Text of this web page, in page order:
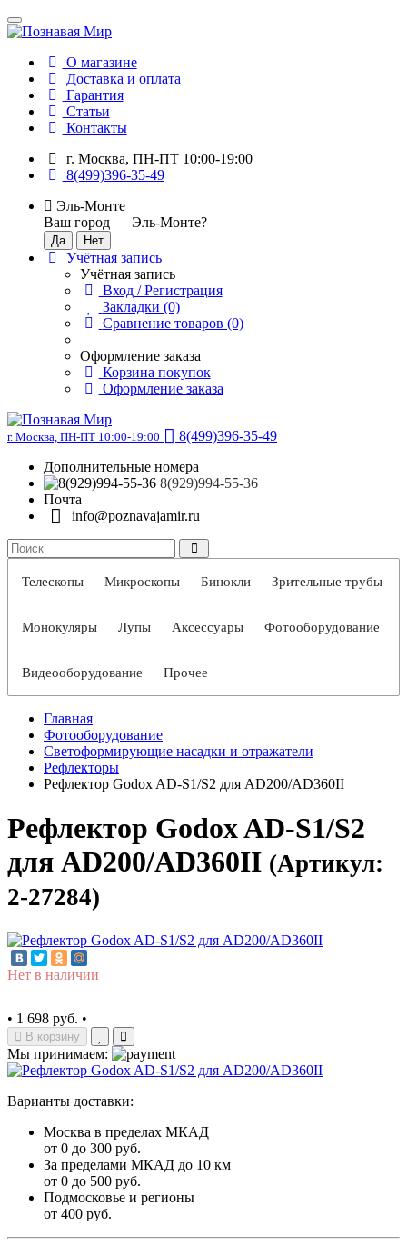
О магазине
Доставка и оплата
Гарантия
Статьи
Контакты
г. Москва, ПН-ПТ 10:00-19:00
8(499)396-35-49
Эль-Монте
Ваш город — Эль-Монте?
Учётная запись
Учётная запись
Вход / Регистрация
Закладки (0)
Сравнение товаров (0)
Оформление заказа
Корзина покупок
Оформление заказа
г. Москва, ПН-ПТ 10:00-19:00
8(499)396-35-49
Дополнительные номера
8(929)994-55-36
Почта
info@poznavajamir.ru
Телескопы Микроскопы Бинокли Зрительные трубы
Монокуляры Лупы Аксессуары Фотооборудование
Видеооборудование Прочее
Главная
Фотооборудование
Светоформирующие насадки и отражатели
Рефлекторы
Рефлектор Godox AD-S1/S2 для AD200/AD360II
Рефлектор Godox AD-S1/S2
для AD200/AD360II (Артикул:
2-27284)
Нет в наличии
• 1 698 руб. •
В корзину
Мы принимаем:
Варианты доставки:
Москва в пределах МКАД
от 0 до 300 руб.
За пределами МКАД до 10 км
от 0 до 500 руб.
Подмосковье и регионы
от 400 руб.